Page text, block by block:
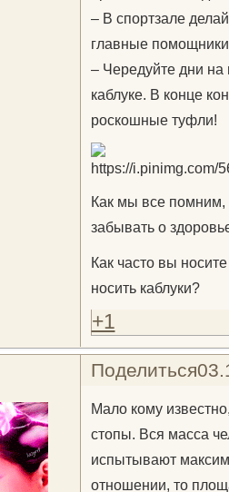
– В спортзале
главные помощники
– Чередуйте дни
каблуке. В конце
роскошные туфли!
Как мы все помним,
забывать о
Как часто вы
носить каблуки?
+1
Поделиться
Мало кому
стопы. Вся масса
испытывают
отношении, то